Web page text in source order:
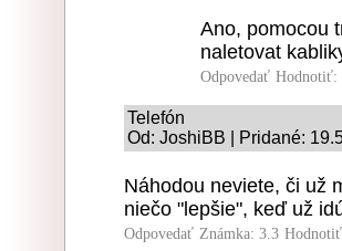
Ano, pomocou
naletovat
Odpovedať Hodnotiť:
Telefón
Od: JoshiBB | Pridané:
Náhodou neviete, či už
niečo "lepšie", keď už
Odpovedať Známka: 3.3